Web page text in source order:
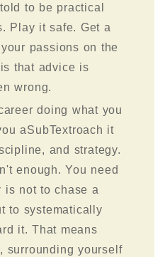
to be practical
Play it safe. Get a
passions on the
that advice is
wrong.
doing what you
aSubTextroach it
and strategy.
enough. You need
is not to chase a
to systematically
it. That means
surrounding yourself